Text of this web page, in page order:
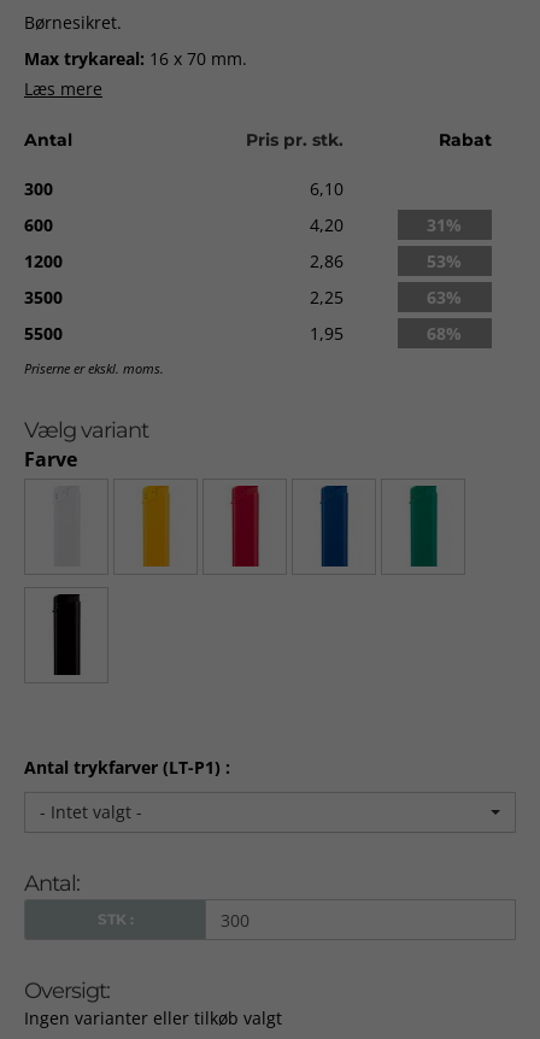
Børnesikret.
Max trykareal: 16 x 70 mm.
Levering:ca. 3-4 uger fra godkendt ordre.
Læs mere
Antal Pris pr. stk. Rabat
300
6,10
600
4,20
31%
1200
2,86
53%
3500
2,25
63%
5500
1,95 68%
Priserne er ekskl. moms.
Vælg variant
Farve
Antal trykfarver (LT-P1) :
- Intet valgt -
Antal:
STK :
Oversigt:
Ingen varianter eller tilkøb valgt